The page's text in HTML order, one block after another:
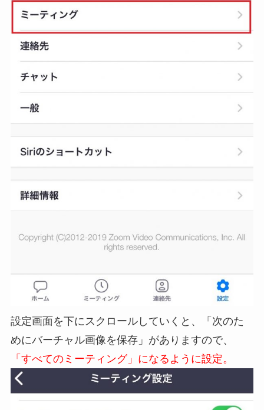
設定画面を下にスクロールしていくと、「次のた
めにバーチャル画像を保存」がありますので、
「すべてのミーティング」になるように設定。